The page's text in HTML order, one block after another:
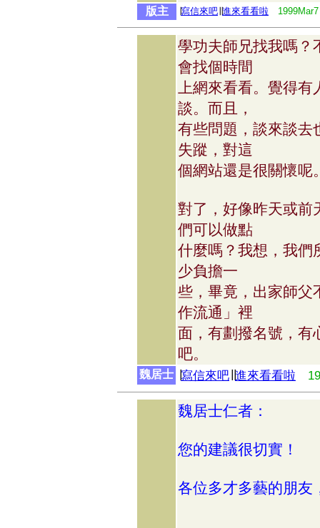
版主 寫信來吧 進來看看啦 1999Mar7
學功夫師兄找我嗎？
會找個時間
上網來看看。覺得有
談。而且，
有些問題，談來談去
失蹤，對這
個網站還是很關懷呢
對了，好像昨天或前
們可以做點
什麼嗎？我想，我們
少負擔一
些，畢竟，出家師父
作流通」裡
面，有劃撥名號，有
吧。
魏居士 寫信來吧 進來看看啦
魏居士仁者：
您的建議很切實！
各位多才多藝的朋友